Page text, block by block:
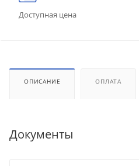
Доступная цена
ОПИСАНИЕ ОПЛАТА
Документы